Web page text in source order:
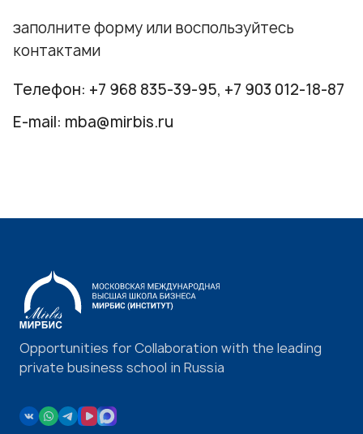
заполните форму или воспользуйтесь
контактами
Телефон: +7 968 835-39-95, +7 903 012-18-87
E-mail: mba@mirbis.ru
Opportunities for Collaboration with the leading
private business school in Russia